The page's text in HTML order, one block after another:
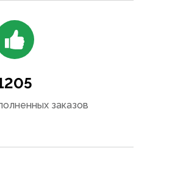
заказов